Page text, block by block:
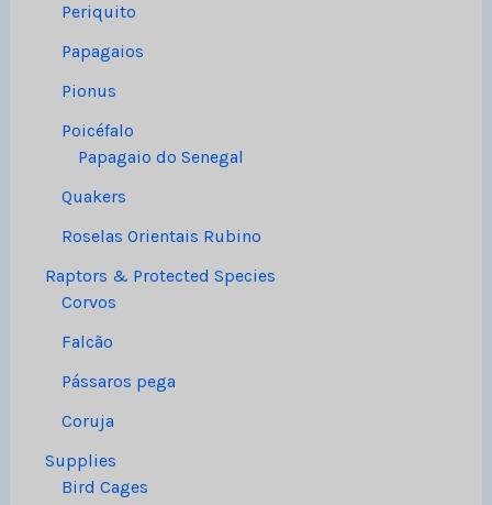
Periquito
Papagaios
Pionus
Poicéfalo
Papagaio do Senegal
Quakers
Roselas Orientais Rubino
Raptors & Protected Species
Corvos
Falcão
Pássaros pega
Coruja
Supplies
Bird Cages